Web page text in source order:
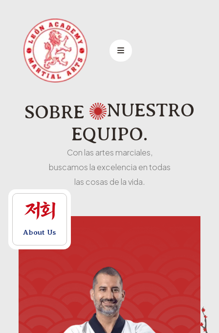
SOBRE
NUESTRO
EQUIPO.
Con las artes marciales,
buscamos la excelencia en todas
las cosas de la vida.
About Us